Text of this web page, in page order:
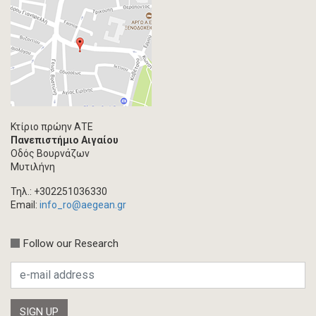
Κτίριο πρώην ΑΤΕ
Πανεπιστήμιο Αιγαίου
Οδός Βουρνάζων
Μυτιλήνη
Τηλ.: +302251036330
Email: info_ro@aegean.gr
Follow our Research